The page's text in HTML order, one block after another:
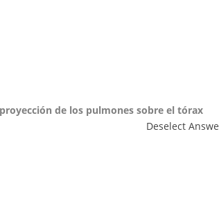
de los pulmones sobre el tórax
Deselect